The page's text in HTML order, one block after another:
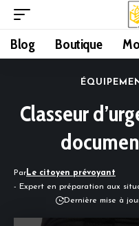
Blog Boutique
Classeur
ParLe citoyen prévoyant
- Expert en préparation aux
Dernière mise à